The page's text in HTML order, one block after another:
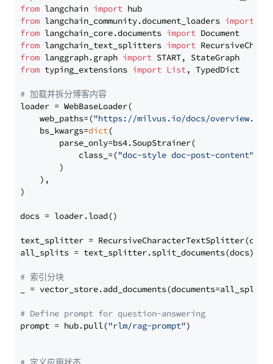
from langchain import
from langchain_community.document_loaders import
from langchain_core.documents import
from langchain_text_splitters import
from langgraph.graph import
from typing_extensions import List, TypedDict
# 加载并拆分博客内容
loader = WebBaseLoader(
    web_paths=(
"https://milvus.io/docs/overview.md"
    bs_kwargs=
dict(
        parse_only=bs4.SoupStrainer(
            class_=(
"doc-style doc-post-content"
        )
    ),
)
docs = loader.load()
text_splitter =
all_splits = text_splitter.split_documents(docs)
# 索引分块
_ = vector_store.add_documents(documents=all_splits)
# Define prompt for question-answering
prompt = hub.pull("rlm/rag-prompt")